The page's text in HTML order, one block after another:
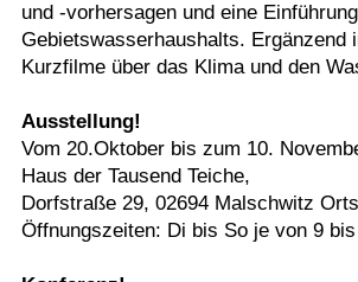
und -vorhersagen und eine
Gebietswasserhaushalts. Ergänzend
Kurzfilme über das Klima und den
Ausstellung!
Vom 20.Oktober bis zum 10.
Haus der Tausend Teiche,
Dorfstraße 29, 02694 Malschwitz
Öffnungszeiten: Di bis So je von 9